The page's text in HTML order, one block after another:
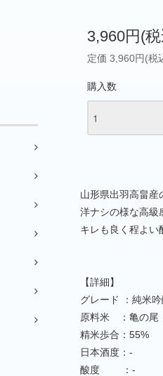
3,960円(
定価 3,960円(税
購入数
山形県出羽高畠産
洋ナシの様な高級
キレも良く程よい
【詳細】
グレード ：純米
原料米 ：亀の尾
精米歩合：55%
日本酒度：-
酸度 ：-